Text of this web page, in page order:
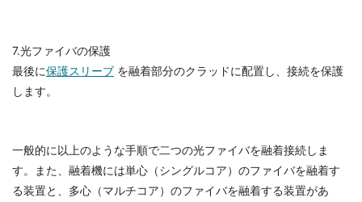
7.光ファイバの保護
最後に保護スリーブ を融着部分のクラッドに配置し、接続を保護
します。
一般的に以上のような手順で二つの光ファイバを融着接続しま
す。また、融着機には単心（シングルコア）のファイバを融着す
る装置と、多心（マルチコア）のファイバを融着する装置があ